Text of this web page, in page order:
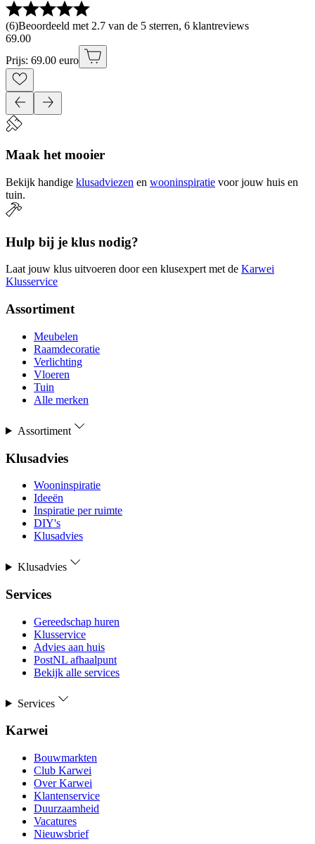
(6)Beoordeeld met 2.7 van de 5 sterren, 6 klantreviews
69.00
Prijs: 69.00 euro
Maak het mooier
Bekijk handige klusadviezen en wooninspiratie voor jouw huis en
tuin.
Hulp bij je klus nodig?
Laat jouw klus uitvoeren door een klusexpert met de Karwei
Klusservice
Assortiment
Meubelen
Raamdecoratie
Verlichting
Vloeren
Tuin
Alle merken
Assortiment
Klusadvies
Wooninspiratie
Ideeën
Inspiratie per ruimte
DIY's
Klusadvies
Klusadvies
Services
Gereedschap huren
Klusservice
Advies aan huis
PostNL afhaalpunt
Bekijk alle services
Services
Karwei
Bouwmarkten
Club Karwei
Over Karwei
Klantenservice
Duurzaamheid
Vacatures
Nieuwsbrief